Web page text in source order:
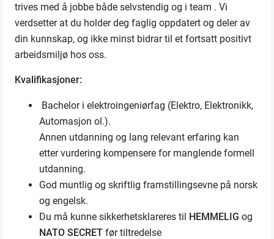
trives med å jobbe både selvstendig og i team . Vi
verdsetter at du holder deg faglig oppdatert og deler av
din kunnskap, og ikke minst bidrar til et fortsatt positivt
arbeidsmiljø hos oss.
Kvalifikasjoner:
Bachelor i elektroingeniørfag (Elektro, Elektronikk,
Automasjon ol.).
Annen utdanning og lang relevant erfaring kan
etter vurdering kompensere for manglende formell
utdanning.
God muntlig og skriftlig framstillingsevne på norsk
og engelsk.
Du må kunne sikkerhetsklareres til HEMMELIGog
NATO SECRET før tiltredelse